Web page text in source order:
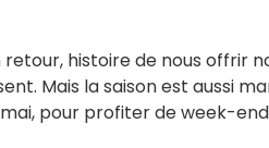
histoire de nous offrir
Mais la saison est aussi
pour profiter de week-